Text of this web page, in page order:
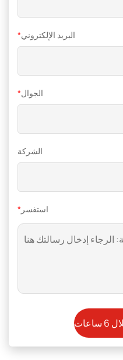
*البريد الإلكتروني
*الجوال
الشركة
* استفسر